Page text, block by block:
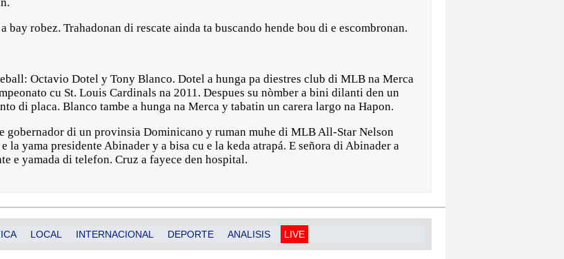
bay robez. Trahadonan di rescate ainda ta buscando hende bou di e escombronan.
Octavio Dotel y Tony Blanco. Dotel a hunga pa diestres club di MLB na Merca
cu St. Louis Cardinals na 2011. Despues su nòmber a bini dilanti den un
di placa. Blanco tambe a hunga na Merca y tabatin un carera largo na Hapon.
di un provinsia Dominicano y ruman muhe di MLB All-Star Nelson
la yama presidente Abinader y a bisa cu e la keda atrapá. E señora di Abinader a
e yamada di telefon. Cruz a fayece den hospital.
LOCAL INTERNACIONAL DEPORTE ANALISIS LIVE